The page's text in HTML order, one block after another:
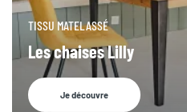
TISSU MATELASSÉ
Les chaises Lilly
Je découvre